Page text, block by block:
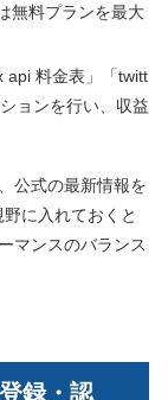
無料プランを最大
api 料金表」「twitt
ョンを行い、収益
公式の最新情報を
に入れておくと
マンスのバランス
録・認